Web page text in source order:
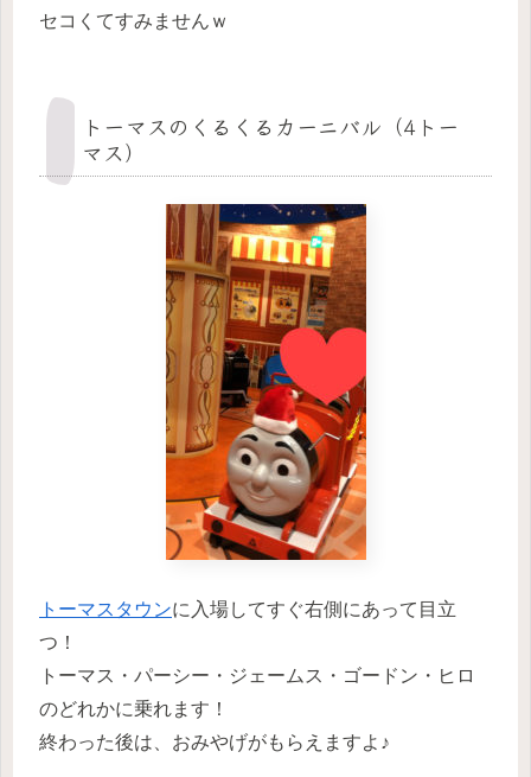
セコくてすみませんｗ
トーマスのくるくるカーニバル（4トー
マス）
トーマスタウンに入場してすぐ右側にあって目立
つ！
トーマス・パーシー・ジェームス・ゴードン・ヒロ
のどれかに乗れます！
終わった後は、おみやげがもらえますよ♪